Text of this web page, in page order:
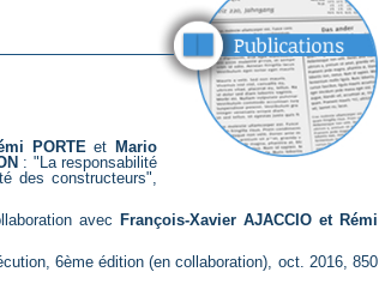
PORTEet Mario
: "La responsabilité
des constructeurs",
avec François-Xavier AJACCIO et Rémi
6ème édition (en collaboration), oct. 2016, 850